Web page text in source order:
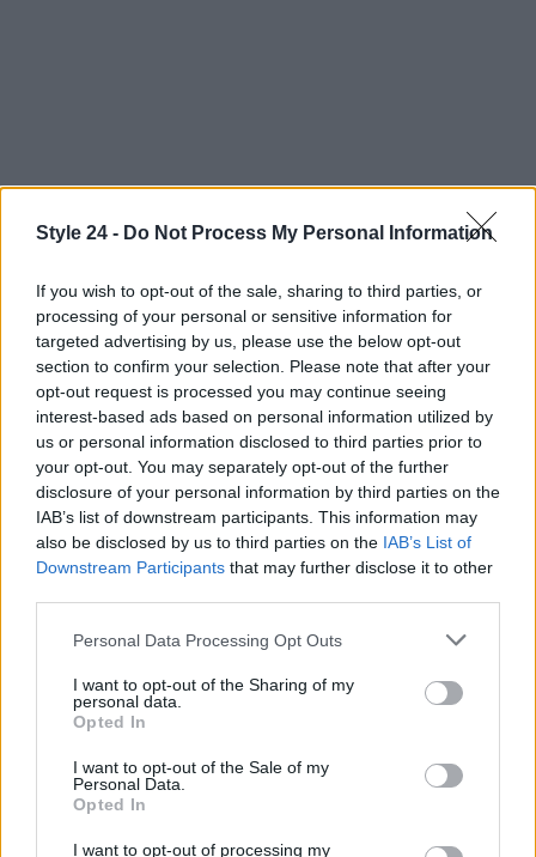
Style 24 - Do Not Process My Personal Information
If you wish to opt-out of the sale, sharing to third parties, or
processing of your personal or sensitive information for
targeted advertising by us, please use the below opt-out
section to confirm your selection. Please note that after your
opt-out request is processed you may continue seeing
interest-based ads based on personal information utilized by
us or personal information disclosed to third parties prior to
your opt-out. You may separately opt-out of the further
disclosure of your personal information by third parties on the
IAB’s list of downstream participants. This information may
also be disclosed by us to third parties on the IAB’s List of
Downstream Participants that may further disclose it to other
Please note that this website/app uses one or more Google
not limited to your visit or usage behaviour. You may click to
grant or deny consent to Google and its third-party tags to
use your data for below specified purposes in below Google
consent section.
Personal Data Processing Opt Outs
I want to opt-out of the Sharing of my
personal data.
Opted In
I want to opt-out of the Sale of my
Personal Data.
Opted In
I want to opt-out of processing my
Continua a leggere
PEOPLE
Chiara Ferragni senza trucco: riflessioni su autenticità
e benessere
Camilla Fiore · 8 Ago 2026